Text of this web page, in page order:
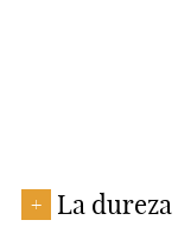
+ La dureza